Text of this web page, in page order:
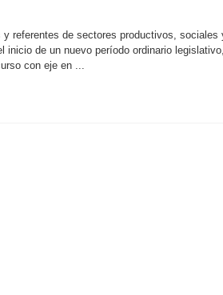
referentes de sectores productivos, sociales
de un nuevo período ordinario
con eje en ...